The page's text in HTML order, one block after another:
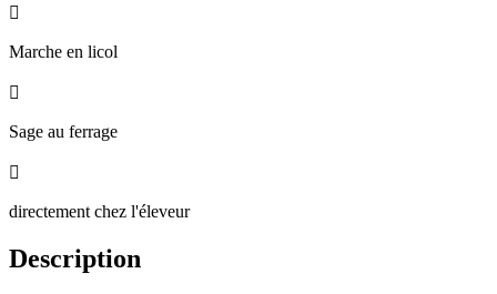

Marche en licol

Sage au ferrage

directement chez l'éleveur
Description